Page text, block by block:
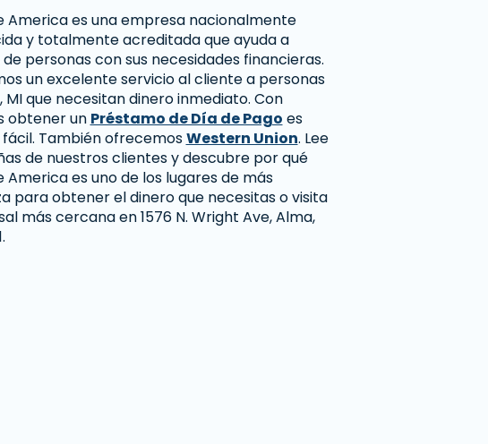
America es una empresa nacionalmente
y totalmente acreditada que ayuda a
personas con sus necesidades financieras.
un excelente servicio al cliente a personas
MI que necesitan dinero inmediato. Con
obtener un Préstamo de Día de Pago es
También ofrecemosWestern Union. Lee
de nuestros clientes y descubre por qué
America es uno de los lugares de más
para obtener el dinero que necesitas o visita
más cercana en 1576 N. Wright Ave, Alma,